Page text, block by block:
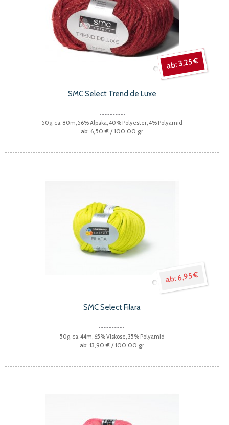
3,25 €
SMC Select Trend de Luxe
50g, ca. 80m, 56% Alpaka, 40% Polyester, 4% Polyamid
6,50 € / 100.00 gr
6,95 €
SMC Select Filara
50g, ca. 44m, 65% Viskose, 35% Polyamid
13,90 € / 100.00 gr